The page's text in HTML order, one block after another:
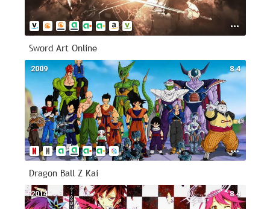
Sword Art Online
8.4
2009
Dragon Ball Z Kai
8.4
2014